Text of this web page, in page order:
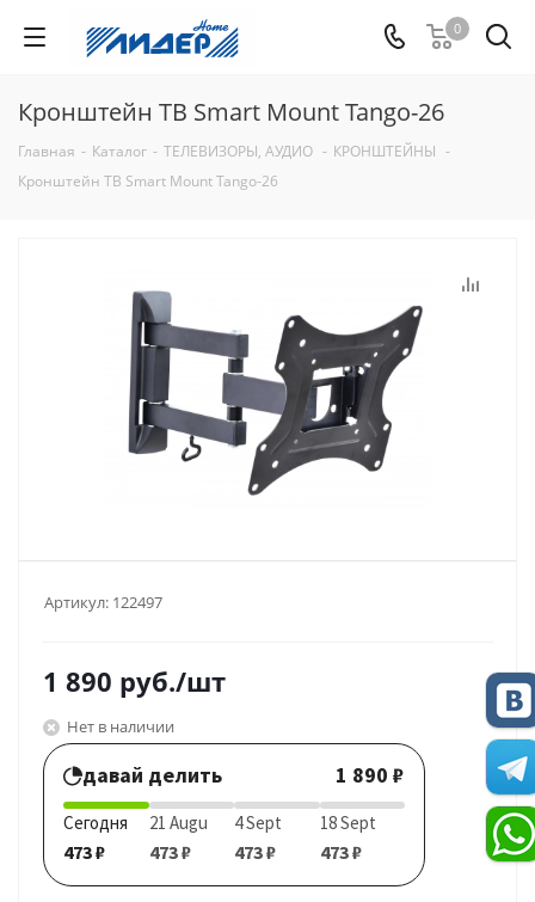
0
Кронштейн ТВ Smart Mount Tango-26
Главная - Каталог - ТЕЛЕВИЗОРЫ, АУДИО - КРОНШТЕЙНЫ -
Кронштейн ТВ Smart Mount Tango-26
Артикул: 122497
1 890 руб./шт
Нет в наличии
давай делить 1 890 ₽
Сегодня
473 ₽
21 Augu
473 ₽
4 Sept
473 ₽
18 Sept
473 ₽